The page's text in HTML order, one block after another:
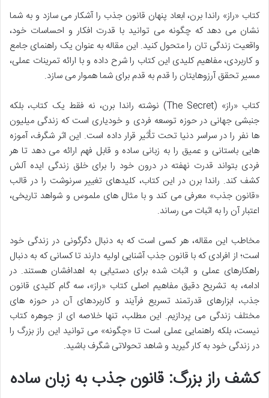
کتاب «راز» راندا برن، ابعاد پنهان قانون جذب را آشکار می سازد و به شما
نشان می دهد که چگونه می توانید با قدرت افکار و احساسات خود،
واقعیت زندگی تان را متحول کنید. این مقاله به عنوان یک راهنمای جامع
و کاربردی، مفاهیم کلیدی این کتاب را شرح داده و با ارائه تمرینات عملی،
مسیر تحقق آرزوهایتان را قدم به قدم برای شما هموار می سازد.
کتاب «راز» (The Secret) نوشته راندا برن، نه فقط یک کتاب، بلکه
جنبشی جهانی در حوزه توسعه فردی و خودیاری است که زندگی میلیون
ها نفر را در سراسر دنیا تحت تأثیر قرار داده است. این اثر شگرف، آموزه
هایی باستانی و عمیق را به زبانی ساده و قابل فهم ارائه می دهد تا هر
فردی بتواند قدرت نهفته در درون خود را برای خلق زندگی ایده آلش
کشف کند. راندا برن در این کتاب، کلیدهای تغییر سرنوشت را در قالب
«قانون جذب» معرفی می کند و با مثال های ملموس و شواهد تاریخی،
اعتبار آن را به اثبات می رساند.
مخاطب این مقاله، هر کسی است که به دنبال دگرگونی در زندگی خود
است؛ از افرادی که با قانون جذب آشنایی اولیه دارند تا کسانی که به دنبال
راهکارهای عملی و اثبات شده برای دستیابی به اهدافشان هستند. در
ادامه، به تشریح دقیق مفاهیم اصلی کتاب «راز»، سه گام کلیدی قانون
جذب، ابزارهای قدرتمند تسریع فرآیند و کاربردهای آن در حوزه های
مختلف زندگی می پردازیم. این مطلب، تنها خلاصه ای از جوهره کتاب
نیست، بلکه راهنمایی عملی است تا «چگونه» می توانید این راز بزرگ را
در زندگی خود به کار گیرید و شاهد تحولاتی شگرف باشید.
کشف راز بزرگ: قانون جذب به زبان ساده